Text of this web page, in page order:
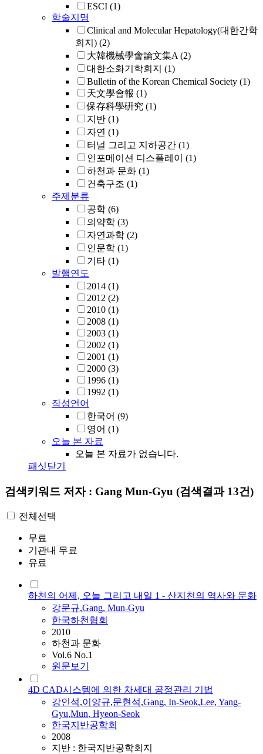
ESCI (1)
학술지명
Clinical and Molecular Hepatology(대한간학
회지) (2)
大韓機械學會論文集A (2)
대한소화기학회지 (1)
Bulletin of the Korean Chemical Society (1)
天文學會報 (1)
保存科學硏究 (1)
지반 (1)
자연 (1)
터널 그리고 지하공간 (1)
인포메이션 디스플레이
(1)
하천과 문화 (1)
건축구조 (1)
주제분류
공학 (6)
의약학 (3)
자연과학 (2)
인문학 (1)
기타 (1)
발행연도
2014 (1)
2012 (2)
2010 (1)
2008 (1)
2003 (1)
2002 (1)
2001 (1)
2000 (3)
1996 (1)
1992 (1)
작성언어
한국어 (9)
영어 (1)
오늘 본 자료
오늘 본 자료가 없습니다.
패싯닫기
검색키워드 저자 : Gang Mun-Gyu (검색결과 13건)
전체선택
무료
기관내 무료
유료
하천의 어제, 오늘 그리고 내일 1 - 산지천의 역사와 문화
강문규,Gang, Mun-Gyu
한국하천협회
2010
하천과 문화
Vol.6 No.1
원문보기
4D CAD시스템에 의한 차세대 공정관리 기법
강인석,이양규,문현석,Gang, In-Seok,Lee, Yang-
Gyu,Mun, Hyeon-Seok
한국지반공학회
2008
지반 : 한국지반공학회지